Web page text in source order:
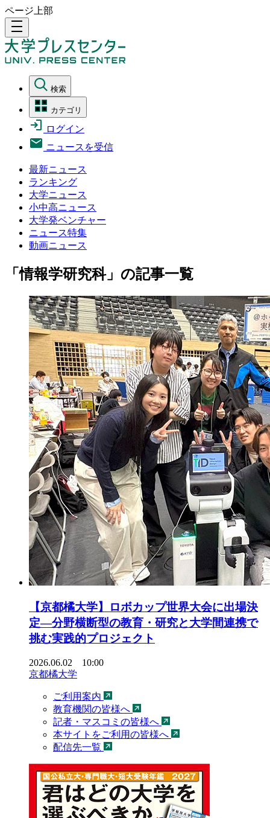
ページ上部
density_medium
検索
カテゴリ
ログイン
ニュースを受信
最新ニュース
ランキング
大学ニュース
小中高ニュース
大学発ベンチャー
ニュース特集
動画ニュース
「情報学研究科」の記事一覧
【京都橘大学】ロボカップ世界大会に出場決
定―分野横断型の教育・研究と大学間連携で
挑む実践的プロジェクト
2026.06.02 10:00
京都橘大学
ご利用案内
教育機関の皆様へ
記者・マスコミの皆様へ
本サイトをご利用の皆様へ
配信先一覧